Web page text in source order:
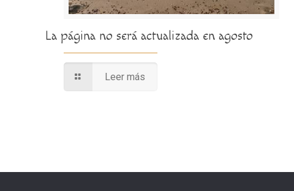
La página no será actualizada en agosto
Leer más